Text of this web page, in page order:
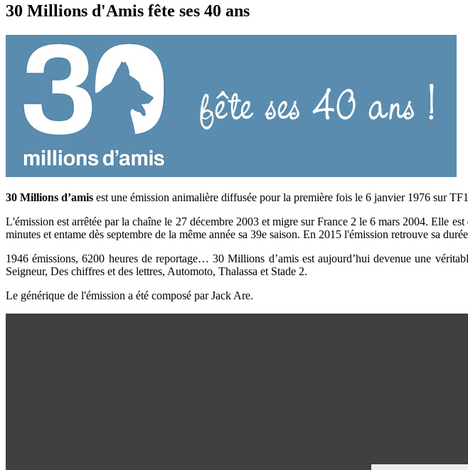
30 Millions d'Amis fête ses 40 ans
30 Millions d’amis est une émission animalière diffusée pour la première fois le 6 janvier 1976 sur
L'émission est arrêtée par la chaîne le 27 décembre 2003 et migre sur France 2 le 6 mars 2004. Elle
minutes et entame dès septembre de la même année sa 39e saison. En 2015 l'émission retrouve sa
1946 émissions, 6200 heures de reportage… 30 Millions d’amis est aujourd’hui devenue une
Seigneur, Des chiffres et des lettres, Automoto, Thalassa et Stade 2.
Le générique de l'émission a été composé par Jack Are.